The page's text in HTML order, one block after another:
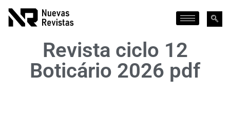
Revista ciclo 12
Boticário 2026 pdf